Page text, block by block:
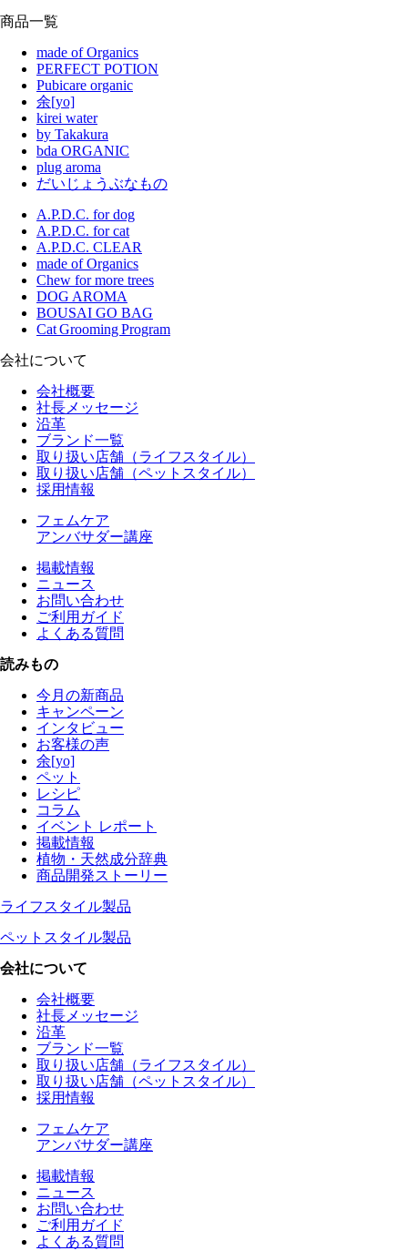
商品一覧
made of Organics
PERFECT POTION
Pubicare organic
余[yo]
kirei water
by Takakura
bda ORGANIC
plug aroma
だいじょうぶなもの
A.P.D.C. for dog
A.P.D.C. for cat
A.P.D.C. CLEAR
made of Organics
Chew for more trees
DOG AROMA
BOUSAI GO BAG
Cat Grooming Program
会社について
会社概要
社長メッセージ
沿革
ブランド一覧
取り扱い店舗（ライフスタイル）
取り扱い店舗（ペットスタイル）
採用情報
フェムケア
アンバサダー講座
掲載情報
ニュース
お問い合わせ
ご利用ガイド
よくある質問
読みもの
今月の新商品
キャンペーン
インタビュー
お客様の声
余[yo]
ペット
レシピ
コラム
イベント レポート
掲載情報
植物・天然成分辞典
商品開発ストーリー
ライフスタイル製品
ペットスタイル製品
会社について
会社概要
社長メッセージ
沿革
ブランド一覧
取り扱い店舗（ライフスタイル）
取り扱い店舗（ペットスタイル）
採用情報
フェムケア
アンバサダー講座
掲載情報
ニュース
お問い合わせ
ご利用ガイド
よくある質問